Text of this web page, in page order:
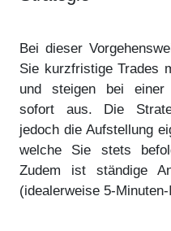
Bei dieser
Sie kurzfristige Trades
und steigen bei einer
sofort aus. Die
jedoch die Aufstellung
welche Sie stets
Zudem ist ständige
(idealerweise 5-